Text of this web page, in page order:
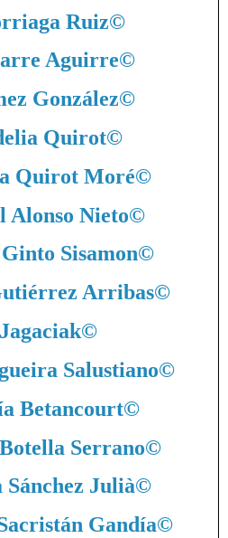
Ruiz©
Aguirre©
González©
Quirot©
Quirot Moré©
Alonso Nieto©
Sisamon©
Arribas©
©
Salustiano©
Betancourt©
Serrano©
Julià©
Gandía©